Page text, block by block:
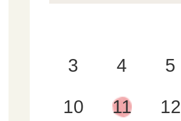
3 4 5
10 11 12